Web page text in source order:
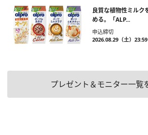
良質な植物性ミルク
める。「ALP...
申込締切
2026.08.29（土）
プレゼント＆モニター一覧